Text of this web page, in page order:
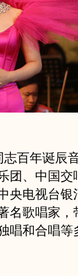
百年诞辰
团、中国交
央电视台银
名歌唱家，
唱和合唱等